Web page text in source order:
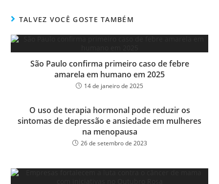
ok er
TALVEZ VOCÊ GOSTE TAMBÉM
São Paulo confirma primeiro caso de febre
amarela em humano em 2025
14 de janeiro de 2025
O uso de terapia hormonal pode reduzir os
sintomas de depressão e ansiedade em mulheres
na menopausa
26 de setembro de 2023